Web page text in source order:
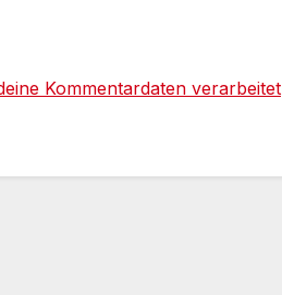
Kommentardaten verarbeitet